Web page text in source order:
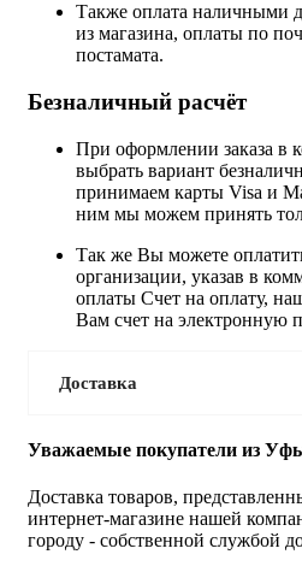
Также оплата наличными
из магазина, оплаты по
постамата.
Безналичный расчёт
При оформлении заказа в
выбрать вариант
принимаем карты Visa и
ним мы можем принять
Так же Вы можете оплатить
организации, указав в
оплаты Счет на оплату,
Вам счет на электронную
Доставка
Уважаемые покупатели из
Доставка товаров,
интернет-магазине нашей
городу - собственной службой